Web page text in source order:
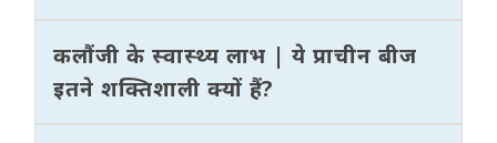
कलौंजी के स्वास्थ्य लाभ | ये प्राचीन बीज
इतने शक्तिशाली क्यों हैं?